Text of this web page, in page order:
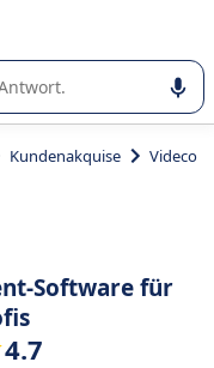
oder Auswahl
Kundenakquise Videco
Software für
4.7